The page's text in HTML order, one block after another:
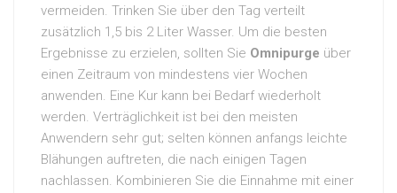
vermeiden. Trinken Sie über den Tag verteilt
zusätzlich 1,5 bis 2 Liter Wasser. Um die besten
Ergebnisse zu erzielen, sollten Sie Omnipurge über
einen Zeitraum von mindestens vier Wochen
anwenden. Eine Kur kann bei Bedarf wiederholt
werden. Verträglichkeit ist bei den meisten
Anwendern sehr gut; selten können anfangs leichte
Blähungen auftreten, die nach einigen Tagen
nachlassen. Kombinieren Sie die Einnahme mit einer